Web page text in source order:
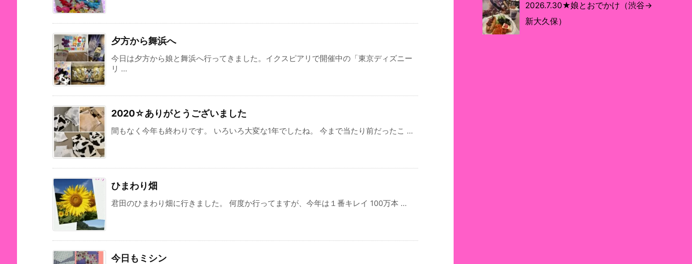
夕方から舞浜へ
今日は夕方から娘と舞浜へ行ってきました。イクスピアリで開催中の「東京ディズニー
リ ...
2020☆ありがとうございました
間もなく今年も終わりです。 いろいろ大変な1年でしたね。 今まで当たり前だったこ ...
ひまわり畑
君田のひまわり畑に行きました。 何度か行ってますが、今年は１番キレイ 100万本 ...
今日もミシン
2026.7.30★娘とおでかけ（渋谷→
新大久保）